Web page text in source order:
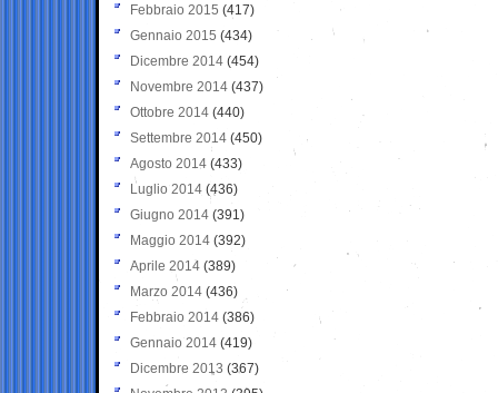
Febbraio 2015 (417)
Gennaio 2015 (434)
Dicembre 2014 (454)
Novembre 2014 (437)
Ottobre 2014 (440)
Settembre 2014 (450)
Agosto 2014 (433)
Luglio 2014 (436)
Giugno 2014 (391)
Maggio 2014 (392)
Aprile 2014 (389)
Marzo 2014 (436)
Febbraio 2014 (386)
Gennaio 2014 (419)
Dicembre 2013 (367)